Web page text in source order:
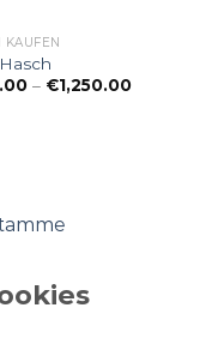
KAUFEN
– €1,250.00